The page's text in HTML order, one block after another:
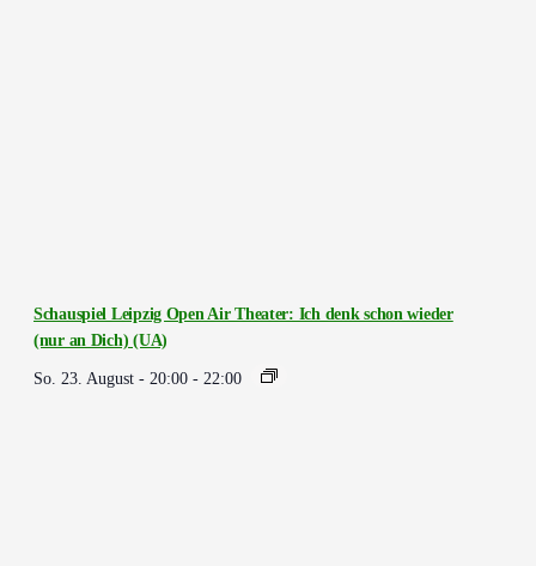
Schauspiel Leipzig Open Air Theater: Ich denk schon wieder
(nur an Dich) (UA)
So. 23. August - 20:00 - 22:00